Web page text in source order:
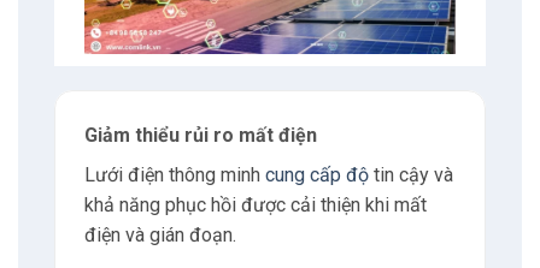
Giảm thiểu rủi ro mất điện
Lưới điện thông minh cung cấp độtin cậy và
khả năng phục hồi được cải thiện khi mất
điện và gián đoạn.